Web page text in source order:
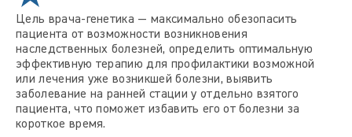
Цель врача-генетика — максимально обезопасить
пациента от возможности возникновения
наследственных болезней, определить оптимальную
эффективную терапию для профилактики возможной
или лечения уже возникшей болезни, выявить
заболевание на ранней стации у отдельно взятого
пациента, что поможет избавить его от болезни за
короткое время.